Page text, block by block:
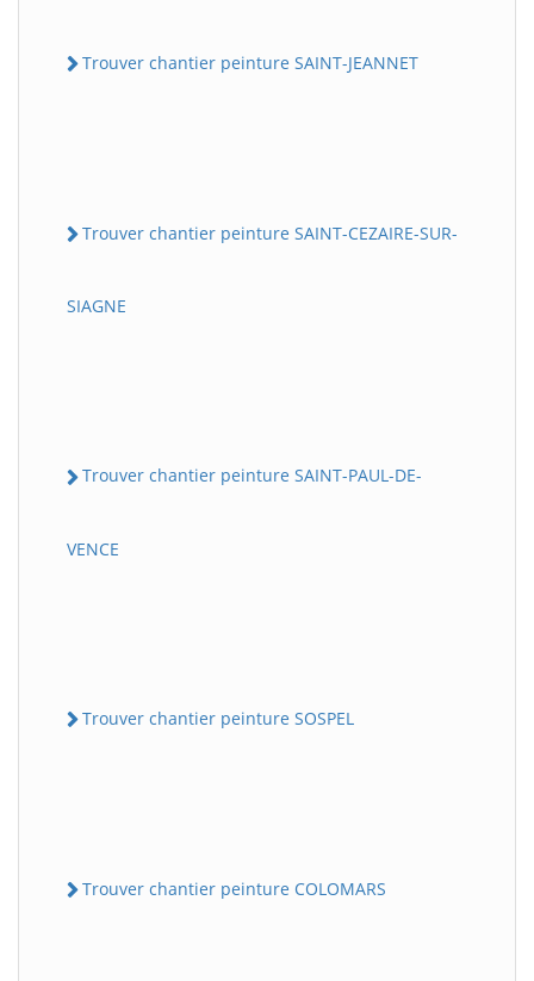
Trouver chantier peinture SAINT-JEANNET
Trouver chantier peinture SAINT-CEZAIRE-SUR-
SIAGNE
Trouver chantier peinture SAINT-PAUL-DE-
VENCE
Trouver chantier peinture SOSPEL
Trouver chantier peinture COLOMARS